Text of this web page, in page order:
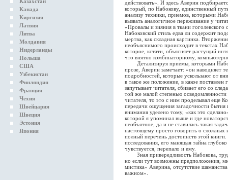
Канада
Киргизия
Латвия
Литва
Молдавия
Нидерланды
Польша
США
Узбекистан
Финляндия
Франция
Чехия
Швейцария
Швеция
Эстония
Япония
действовать». И здесь Аверин
который, по Набокову, единственный
анализу техники, приемов, которыми
вызвать аналогичное переживание у
«Провалы и зияния в ткани
Набоковский стиль едва ли содержит
мертва, как складная картинка.
необъяснимого происходит в текстах
которое, кстати, объясняет растущий
что внятно комбинаторному,
Детализируя приемы, которыми
прозе, Аверин замечает: «он наводняет
подробностей, которые ускользают от
в такое же положение, в какое поставлен
запутывает читателя, сбивает его со
той же малой степенью
читателя, то это с ним проделывал еще
передачи ощущения загадочности
внимания уделено тому, «как это
которой я упоминал выше и где
необъятное, да и не ставилась такая
настоящему просто говорить о сложных
полный перечень достоинств этой
исследования, его манящая тайна
чувствуется, перепало и ему.
Зная привередливость Набокова,
но если тут возможны предположения,
мистика» Аверина, отсутствие
важном».